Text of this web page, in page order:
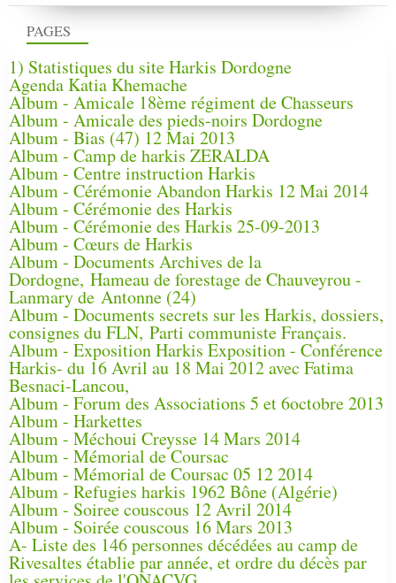
PAGES
1) Statistiques du site Harkis Dordogne
Agenda Katia Khemache
Album - Amicale 18ème régiment de Chasseurs
Album - Amicale des pieds-noirs Dordogne
Album - Bias (47) 12 Mai 2013
Album - Camp de harkis ZERALDA
Album - Centre instruction Harkis
Album - Cérémonie Abandon Harkis 12 Mai 2014
Album - Cérémonie des Harkis
Album - Cérémonie des Harkis 25-09-2013
Album - Cœurs de Harkis
Album - Documents Archives de la
Dordogne, Hameau de forestage de Chauveyrou -
Lanmary de Antonne (24)
Album - Documents secrets sur les Harkis, dossiers,
consignes du FLN, Parti communiste Français.
Album - Exposition Harkis Exposition - Conférence
Harkis- du 16 Avril au 18 Mai 2012 avec Fatima
Besnaci-Lancou,
Album - Forum des Associations 5 et 6octobre 2013
Album - Harkettes
Album - Méchoui Creysse 14 Mars 2014
Album - Mémorial de Coursac
Album - Mémorial de Coursac 05 12 2014
Album - Refugies harkis 1962 Bône (Algérie)
Album - Soiree couscous 12 Avril 2014
Album - Soirée couscous 16 Mars 2013
A- Liste des 146 personnes décédées au camp de
Rivesaltes établie par année, et ordre du décès par